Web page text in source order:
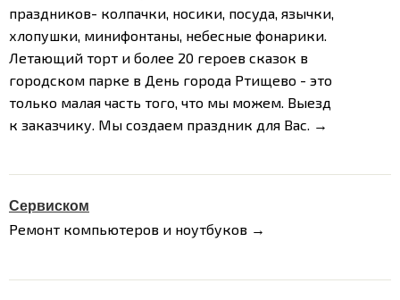
праздников- колпачки, носики, посуда, язычки,
хлопушки, минифонтаны, небесные фонарики.
Летающий торт и более 20 героев сказок в
городском парке в День города Ртищево - это
только малая часть того, что мы можем. Выезд
к заказчику. Мы создаем праздник для Вас. →
Сервиском
Ремонт компьютеров и ноутбуков →